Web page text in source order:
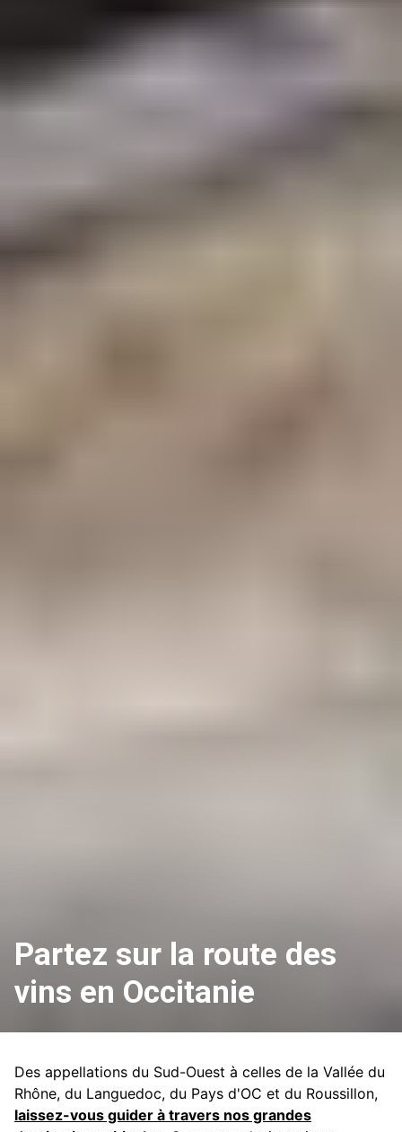
Partez sur la route des
vins en Occitanie
Des appellations du Sud-Ouest à celles de la Vallée du
Rhône, du Languedoc, du Pays d'OC et du Roussillon,
laissez-vous guider à travers nos grandes